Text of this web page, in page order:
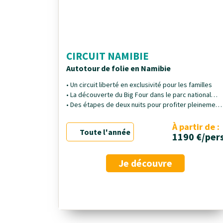
CIRCUIT NAMIBIE
Autotour de folie en Namibie
• Un circuit liberté en exclusivité pour les familles
• La découverte du Big Four dans le parc national
d'Etosha
• Des étapes de deux nuits pour profiter pleinement
Toute l'année À partir de :
1190 €/
Je découvre